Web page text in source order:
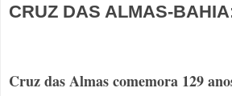
CRUZ DAS ALMAS-
Cruz das Almas comemora 129